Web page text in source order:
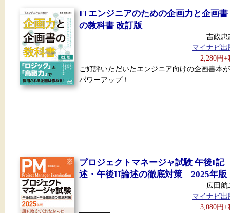
ITエンジニアのための企画力と企画書
の教科書 改訂版
吉政忠
マイナビ出
2,280円+
ご好評いただいたエンジニア向けの企画書本が
パワーアップ！
プロジェクトマネージャ試験 午後I記
述・午後II論述の徹底対策 2025年版
広田航
マイナビ出
3,080円+